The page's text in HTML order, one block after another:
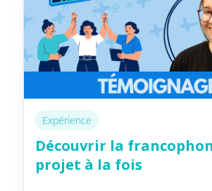
Expérience
Découvrir la
projet à la fois